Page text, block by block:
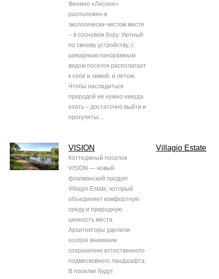
Фенино «Лесное»
расположен в
экологически-чистом месте
– в сосновом бору. Уютный
по своему устройству, с
шикарным панорамным
видом поселок располагает
к себе и зимой, и летом.
Чтобы насладиться
природой не нужно никуда
ехать – достаточно выйти и
прогулятьс...
VISION
Коттеджный поселок
VISION — новый
флагманский продукт
Villagio Estate, который
объединяет комфортную
среду и природную
ценность места.
Архитекторы уделили
особое внимание
сохранению естественного
подмосковного ландшафта.
В поселке будут
Villagio Estate